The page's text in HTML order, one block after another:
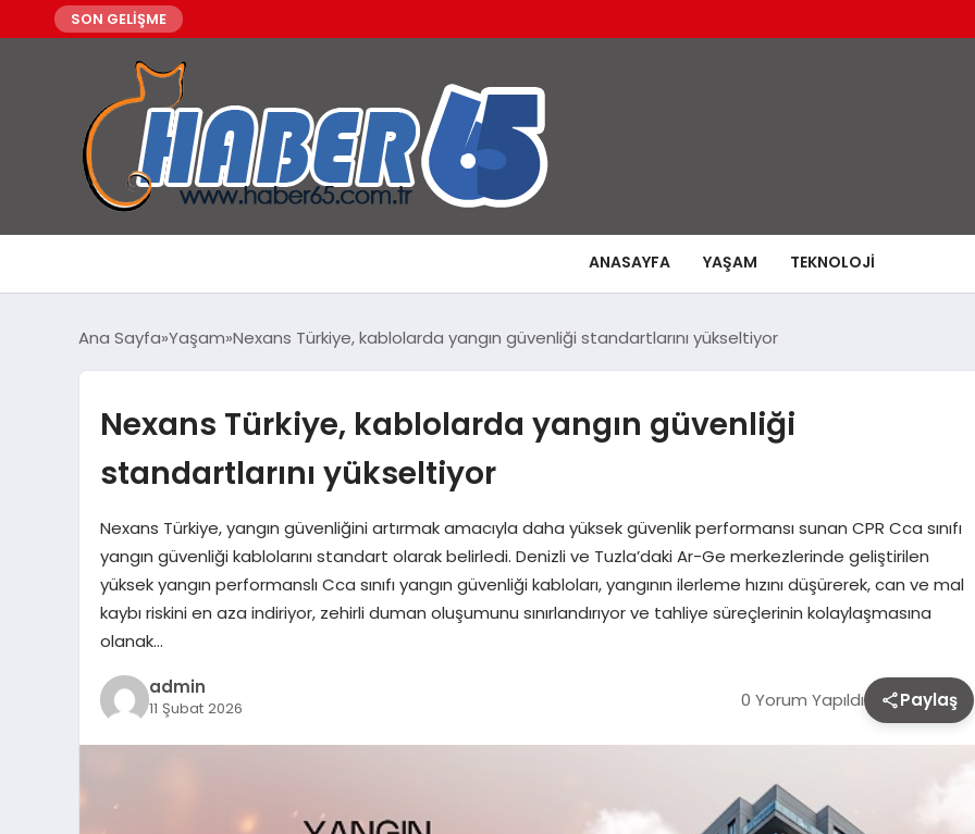
SON GELİŞME
ANASAYFA YAŞAM TEKNOLOJI
Ana Sayfa Yaşam Nexans Türkiye, kablolarda yangın güvenliği standartlarını yükseltiyor
Nexans Türkiye, kablolarda yangın güvenliği
standartlarını yükseltiyor
Nexans Türkiye, yangın güvenliğini artırmak amacıyla daha yüksek güvenlik performansı sunan CPR Cca sınıfı
yangın güvenliği kablolarını standart olarak belirledi. Denizli ve Tuzla’daki Ar-Ge merkezlerinde geliştirilen
yüksek yangın performanslı Cca sınıfı yangın güvenliği kabloları, yangının ilerleme hızını düşürerek, can ve mal
kaybı riskini en aza indiriyor, zehirli duman oluşumunu sınırlandırıyor ve tahliye süreçlerinin kolaylaşmasına
olanak…
admin
11 Şubat 2026 0 Yorum Yapıldı Paylaş